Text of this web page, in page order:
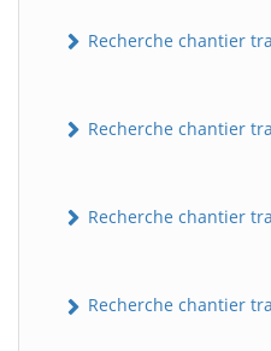
Recherche chantier
Recherche chantier
Recherche chantier
Recherche chantier